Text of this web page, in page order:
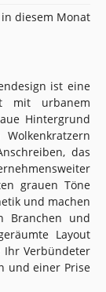
diesem Monat
ist eine
mit urbanem
Hintergrund
das
grauen Töne
und machen
Branchen und
Layout
Ihr Verbündeter
und einer Prise